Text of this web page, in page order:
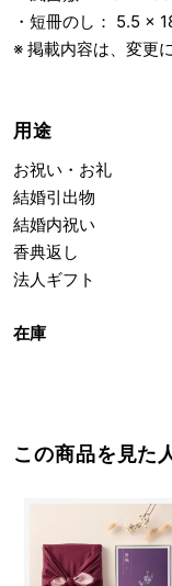
在庫
・短冊のし： 5.5 ×
※ 掲載内容は、変更
用途
お祝い・お礼
結婚引出物
結婚内祝い
香典返し
法人ギフト
この商品を見た